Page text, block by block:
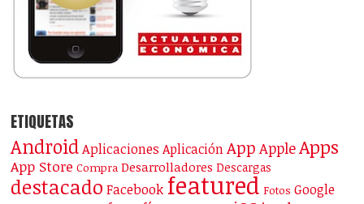
ETIQUETAS
Android Aplicaciones Aplicación App AppleApps
App Store Compra Desarrolladores Descargas
destacado Facebook featured Fotos Google